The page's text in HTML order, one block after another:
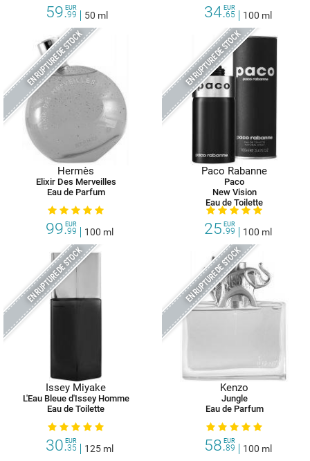
59.99
EUR
50 ml 34.65
EUR
100 ml
EN RUPTURE DE STOCK
Hermès
Elixir Des Merveilles
Eau de Parfum
99.99
EUR
100 ml
EN RUPTURE DE STOCK
Paco Rabanne
Paco
New Vision
Eau de Toilette
25.99
EUR
100 ml
EN RUPTURE DE STOCK
Issey Miyake
L'Eau Bleue d'Issey Homme
Eau de Toilette
30.35
EUR
125 ml
EN RUPTURE DE STOCK
Kenzo
Jungle
Eau de Parfum
58.89
EUR
100 ml